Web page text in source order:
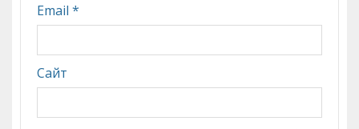
Email *
Сайт